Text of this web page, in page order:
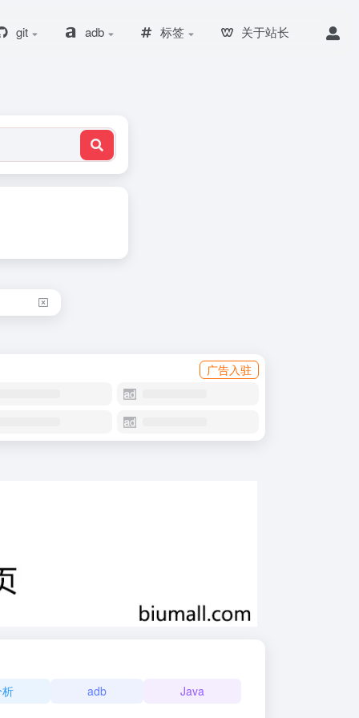
git adb 标签 关于站长
广告入驻
adb Java